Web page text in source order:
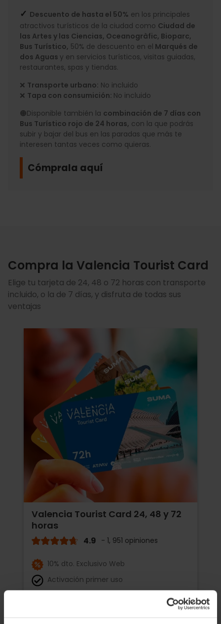
✓ Descuento de hasta el 50% en los principales
atractivos turísticos de la ciudad como Ciudad de
las Artes y las Ciencias, Oceanogràfic, Bioparc,
Bus Turístico, 50% de descuento en el Marqués de
dos Aguas y en servicios turísticos, visitas guiadas,
restaurantes, spas y tiendas.
❌ Transporte urbano: No incluido
❌ Tapa con consumición: No incluido
🟠Disponible también la combinación de 7 días con
Bus Turístico rojo de 24 horas, con la que podrás
subir y bajar del bus en las paradas que más te
interesen tantas veces como quieras.
Cómprala aquí
Compra la Valencia Tourist Card
Elige tu tarjeta de 24, 48 o 72 horas con transporte
incluido, o la de 7 días, y disfruta de todas sus
ventajas
Valencia Tourist Card 24, 48 y 72
horas
4.9 - 1, 951 opiniones
10% dto. Exclusivo Web
Activación primer uso